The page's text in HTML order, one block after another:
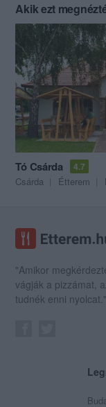
Akik ezt
Tó Csárda 4.7
Csárda Étterem
"Amikor
vágják a pizzámat,
tudnék enni